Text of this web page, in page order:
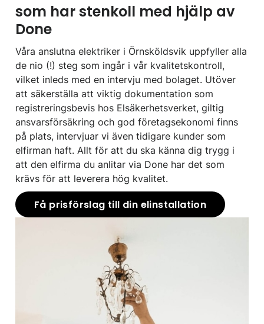
som har stenkoll med hjälp av
Done
Våra anslutna elektriker i Örnsköldsvik uppfyller alla
de nio (!) steg som ingår i vår kvalitetskontroll,
vilket inleds med en intervju med bolaget. Utöver
att säkerställa att viktig dokumentation som
registreringsbevis hos Elsäkerhetsverket, giltig
ansvarsförsäkring och god företagsekonomi finns
på plats, intervjuar vi även tidigare kunder som
elfirman haft. Allt för att du ska känna dig trygg i
att den elfirma du anlitar via Done har det som
krävs för att leverera hög kvalitet.
Få prisförslag till din elinstallation